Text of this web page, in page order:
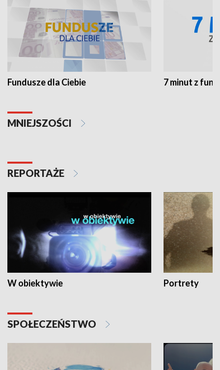
Fundusze dla Ciebie 7 minut z
MNIEJSZOŚCI
REPORTAŻE
W obiektywie Portrety
SPOŁECZEŃSTWO